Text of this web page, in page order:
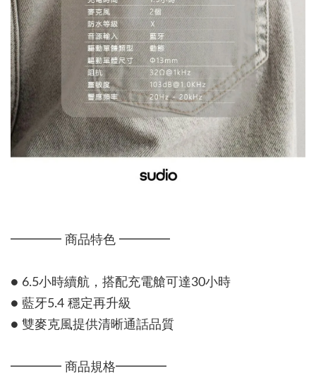
━━━━ 商品特色 ━━━━
● 6.5小時續航，搭配充電艙可達30小時
● 藍牙5.4 穩定再升級
● 雙麥克風提供清晰通話品質
━━━━ 商品規格━━━━